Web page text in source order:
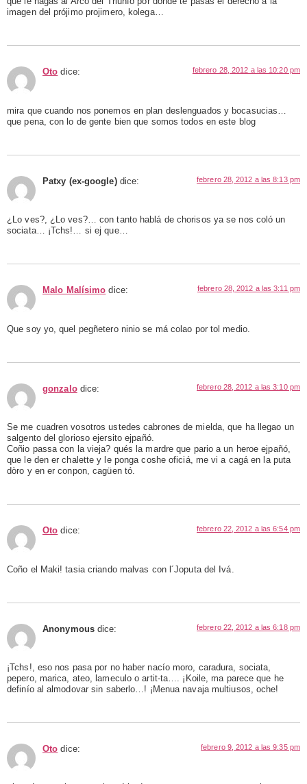
imagen del prójimo projimero, kolega…
Oto dice: febrero 28, 2012 a las 10:20 pm
mira que cuando nos ponemos en plan deslenguados y bocasucias…
que pena, con lo de gente bien que somos todos en este blog
Patxy (ex-google) dice: febrero 28, 2012 a las 8:13 pm
¿Lo ves?, ¿Lo ves?… con tanto hablá de chorisos ya se nos coló un
sociata… ¡Tchs!… si ej que…
Malo Malísimo dice: febrero 28, 2012 a las 3:11 pm
Que soy yo, quel pegñetero ninio se má colao por tol medio.
gonzalo dice: febrero 28, 2012 a las 3:10 pm
Se me cuadren vosotros ustedes cabrones de mielda, que ha llegao un
salgento del glorioso ejersito ejpañó.
Coñio passa con la vieja? qués la mardre que pario a un heroe ejpañó,
que le den er chalette y le ponga coshe oficiá, me vi a cagá en la puta
dòro y en er conpon, cagüen tó.
Oto dice: febrero 22, 2012 a las 6:54 pm
Coño el Maki! tasia criando malvas con l´Joputa del Ivá.
Anonymous dice: febrero 22, 2012 a las 6:18 pm
¡Tchs!, eso nos pasa por no haber nacío moro, caradura, sociata,
pepero, marica, ateo, lameculo o artit-ta…. ¡Koile, ma parece que he
definío al almodovar sin saberlo…! ¡Menua navaja multiusos, oche!
Oto dice: febrero 9, 2012 a las 9:35 pm